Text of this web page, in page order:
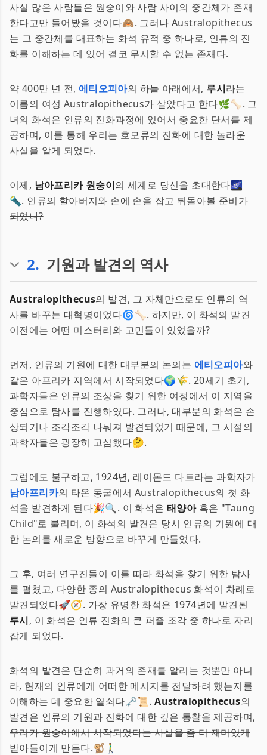
사실 많은 사람들은 원숭이와 사람 사이의 중간체가 존재
한다고만 들어봤을 것이다🙈. 그러나 Australopithecus
는 그 중간체를 대표하는 화석 유적 중 하나로, 인류의 진
화를 이해하는 데 있어 결코 무시할 수 없는 존재다.
약 400만 년 전, 에티오피아의 하늘 아래에서, 루시라는
이름의 여성 Australopithecus가 살았다고 한다🌿🦴. 그
녀의 화석은 인류의 진화과정에 있어서 중요한 단서를 제
공하며, 이를 통해 우리는 호모류의 진화에 대한 놀라운
사실을 알게 되었다.
이제, 남아프리카 원숭이의 세계로 당신을 초대한다🌌
🔦.인류의 할아버지와 손에 손을 잡고 뒤돌아볼 준비가
되었나?
2. 기원과 발견의 역사
Australopithecus의 발견, 그 자체만으로도 인류의 역
사를 바꾸는 대혁명이었다🌀🦴. 하지만, 이 화석의 발견
이전에는 어떤 미스터리와 고민들이 있었을까?
먼저, 인류의 기원에 대한 대부분의 논의는 에티오피아와
같은 아프리카 지역에서 시작되었다🌍🌾. 20세기 초기,
과학자들은 인류의 조상을 찾기 위한 여정에서 이 지역을
중심으로 탐사를 진행하였다. 그러나, 대부분의 화석은 손
상되거나 조각조각 나눠져 발견되었기 때문에, 그 시절의
과학자들은 굉장히 고심했다🤔.
그럼에도 불구하고, 1924년, 레이몬드 다트라는 과학자가
남아프리카의 타온 동굴에서 Australopithecus의 첫 화
석을 발견하게 된다🎉🔍. 이 화석은 태양아혹은 "Taung
Child"로 불리며, 이 화석의 발견은 당시 인류의 기원에 대
한 논의를 새로운 방향으로 바꾸게 만들었다.
그 후, 여러 연구진들이 이를 따라 화석을 찾기 위한 탐사
를 펼쳤고, 다양한 종의 Australopithecus 화석이 차례로
발견되었다🚀🧭. 가장 유명한 화석은 1974년에 발견된
루시, 이 화석은 인류 진화의 큰 퍼즐 조각 중 하나로 자리
잡게 되었다.
화석의 발견은 단순히 과거의 존재를 알리는 것뿐만 아니
라, 현재의 인류에게 어떠한 메시지를 전달하려 했는지를
이해하는 데 중요한 열쇠다🗝️📜.Australopithecus의
발견은 인류의 기원과 진화에 대한 깊은 통찰을 제공하며,
우리가 원숭이에서 시작되었다는 사실을 좀 더 재미있게
받아들이게 만든다.🐒🚶‍♂️